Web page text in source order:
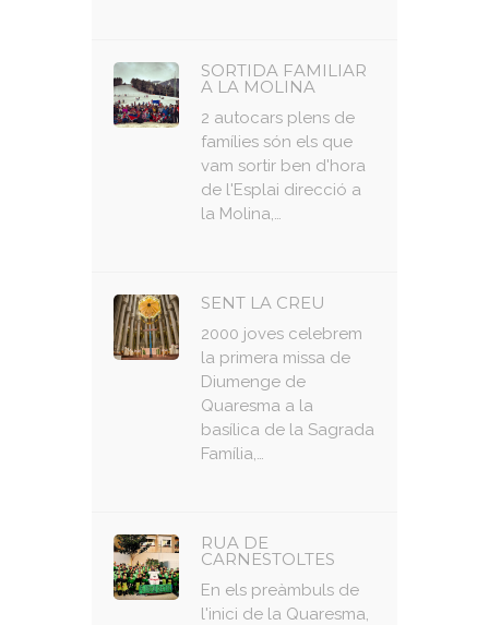
SORTIDA FAMILIAR
A LA MOLINA
2 autocars plens de
famílies són els que
vam sortir ben d'hora
de l'Esplai direcció a
la Molina,…
SENT LA CREU
2000 joves celebrem
la primera missa de
Diumenge de
Quaresma a la
basílica de la Sagrada
Família,…
RUA DE
CARNESTOLTES
En els preàmbuls de
l'inici de la Quaresma,